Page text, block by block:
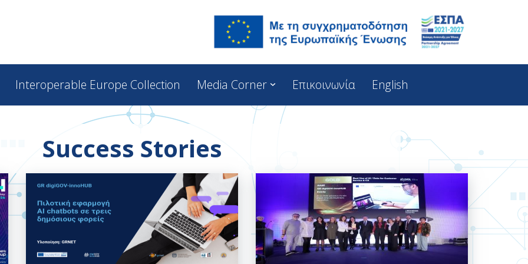
Interoperable Europe Collection Media Corner Επικοινωνία English
Success Stories